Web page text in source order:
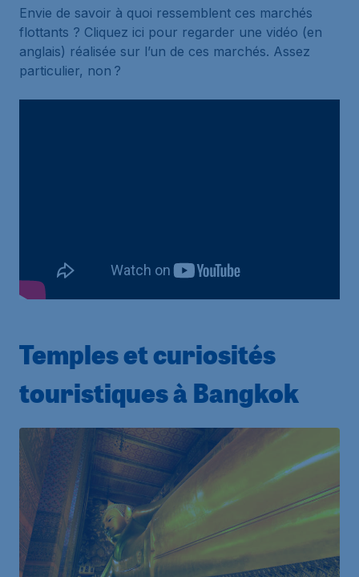
Envie de savoir à quoi ressemblent ces marchés
flottants ? Cliquez ici pour regarder une vidéo (en
anglais) réalisée sur l’un de ces marchés. Assez
particulier, non ?
Temples et curiosités
touristiques à Bangkok